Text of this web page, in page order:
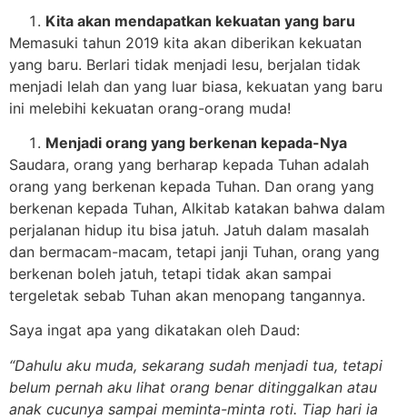
Kita akan mendapatkan kekuatan yang baru
Memasuki tahun 2019 kita akan diberikan kekuatan
yang baru. Berlari tidak menjadi lesu, berjalan tidak
menjadi lelah dan yang luar biasa, kekuatan yang baru
ini melebihi kekuatan orang-orang muda!
Menjadi orang yang berkenan kepada-Nya
Saudara, orang yang berharap kepada Tuhan adalah
orang yang berkenan kepada Tuhan. Dan orang yang
berkenan kepada Tuhan, Alkitab katakan bahwa dalam
perjalanan hidup itu bisa jatuh. Jatuh dalam masalah
dan bermacam-macam, tetapi janji Tuhan, orang yang
berkenan boleh jatuh, tetapi tidak akan sampai
tergeletak sebab Tuhan akan menopang tangannya.
Saya ingat apa yang dikatakan oleh Daud:
“Dahulu aku muda, sekarang sudah menjadi tua, tetapi
belum pernah aku lihat orang benar ditinggalkan atau
anak cucunya sampai meminta-minta roti. Tiap hari ia